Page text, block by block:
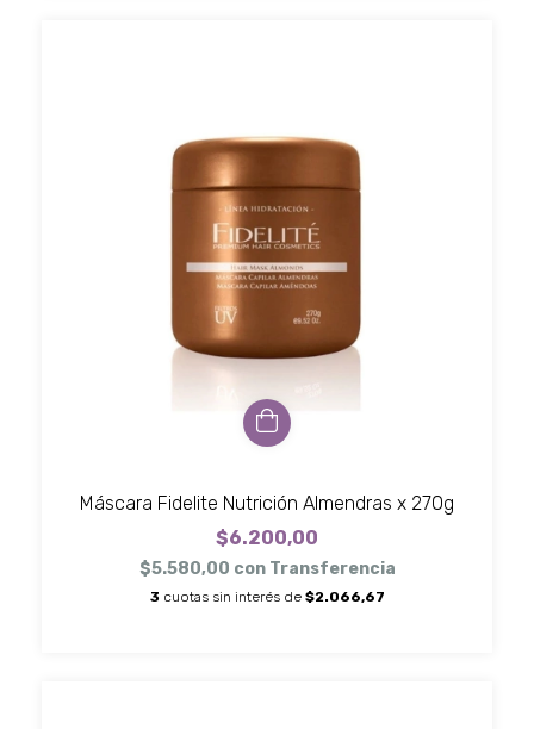
Máscara Fidelite Nutrición Almendras x 270g
$6.200,00
$5.580,00 con Transferencia
3 cuotas sin interés de $2.066,67